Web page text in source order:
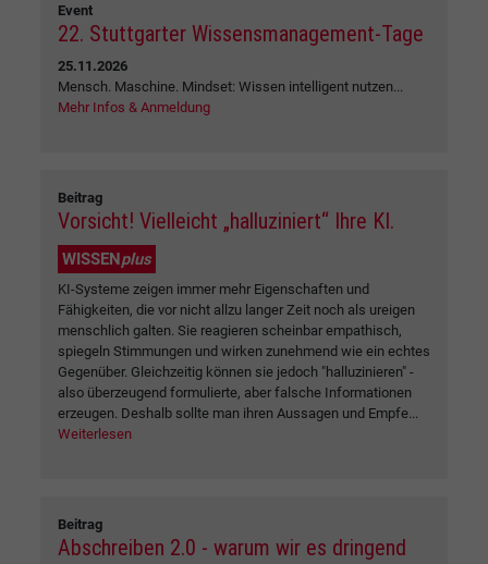
Event
22. Stuttgarter Wissensmanagement-Tage
25.11.2026
Mensch. Maschine. Mindset: Wissen intelligent nutzen...
Mehr Infos & Anmeldung
Beitrag
Vorsicht! Vielleicht „halluziniert“ Ihre KI.
WISSENplus
KI-Systeme zeigen immer mehr Eigenschaften und
Fähigkeiten, die vor nicht allzu langer Zeit noch als ureigen
menschlich galten. Sie reagieren scheinbar empathisch,
spiegeln Stimmungen und wirken zunehmend wie ein echtes
Gegenüber. Gleichzeitig können sie jedoch "halluzinieren" -
also überzeugend formulierte, aber falsche Informationen
erzeugen. Deshalb sollte man ihren Aussagen und Empfe...
Weiterlesen
Beitrag
Abschreiben 2.0 - warum wir es dringend